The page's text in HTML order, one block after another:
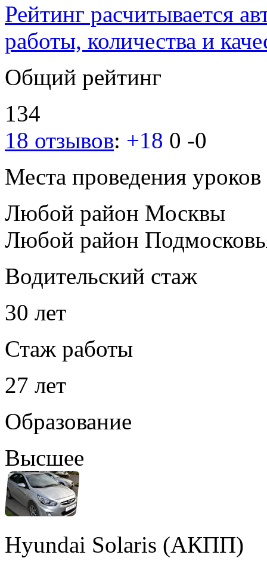
Рейтинг расчитывается
работы, количества и
Общий рейтинг
134
18 отзывов: +18 0 -0
Места проведения уроков
Любой район Москвы
Любой район
Водительский стаж
30 лет
Стаж работы
27 лет
Образование
Высшее
Hyundai Solaris (АКПП)